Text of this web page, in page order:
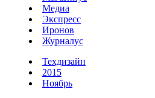
Медиа
Экспресс
Иронов
Журналус
Техдизайн
2015
Ноябрь